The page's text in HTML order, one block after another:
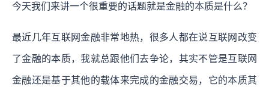
今天我们来讲一个很重要的话题就是金融的本质是什么？
最近几年互联网金融非常地热，很多人都在说互联网改变
了金融的本质，我就总跟他们去争论，其实不管是互联网
金融还是基于其他的载体来完成的金融交易，它的本质其